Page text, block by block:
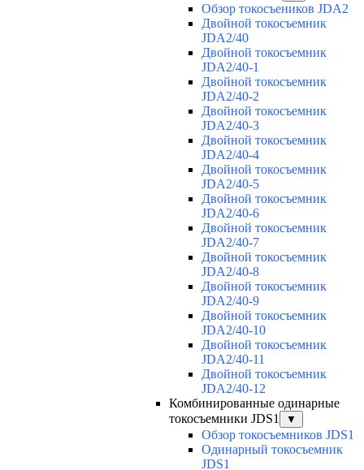
Обзор токосъеников JDA2
Двойной токосъемник
JDA2/40
Двойной токосъемник
JDA2/40-1
Двойной токосъемник
JDA2/40-2
Двойной токосъемник
JDA2/40-3
Двойной токосъемник
JDA2/40-4
Двойной токосъемник
JDA2/40-5
Двойной токосъемник
JDA2/40-6
Двойной токосъемник
JDA2/40-7
Двойной токосъемник
JDA2/40-8
Двойной токосъемник
JDA2/40-9
Двойной токосъемник
JDA2/40-10
Двойной токосъемник
JDA2/40-11
Двойной токосъемник
JDA2/40-12
Комбинированные одинарные
токосъемники JDS1
▼
Обзор токосъемников JDS1
Одинарный токосъемник
JDS1